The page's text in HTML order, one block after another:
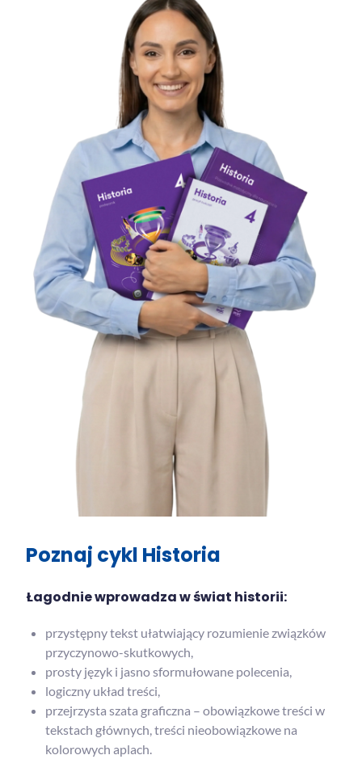
Poznaj cykl Historia
Łagodnie wprowadza w świat historii:
przystępny tekst ułatwiający rozumienie związków
przyczynowo-skutkowych,
prosty język i jasno sformułowane polecenia,
logiczny układ treści,
przejrzysta szata graficzna – obowiązkowe treści w
tekstach głównych, treści nieobowiązkowe na
kolorowych aplach.